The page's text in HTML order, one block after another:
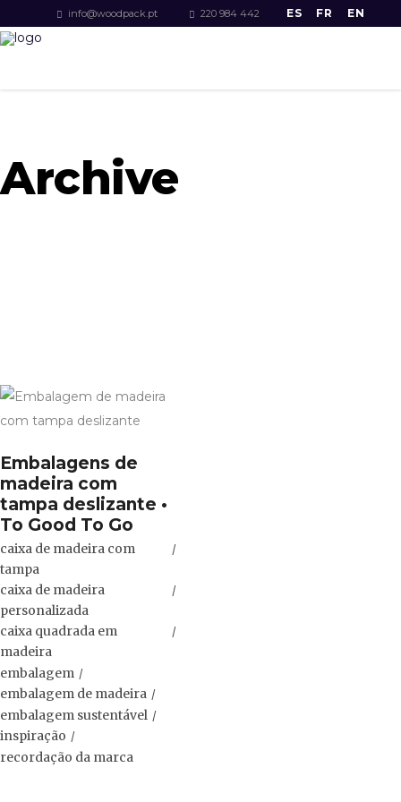
info@woodpack.pt 220 984 442 ES FR EN
Archive
Embalagens de
madeira com
tampa deslizante •
To Good To Go
caixa de madeira com
tampa
caixa de madeira
personalizada
caixa quadrada em
madeira
embalagem
embalagem de madeira
embalagem sustentável
inspiração
recordação da marca